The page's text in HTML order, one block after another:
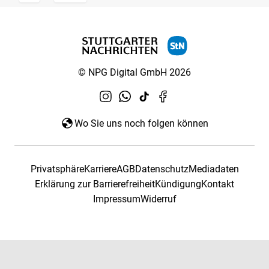
© NPG Digital GmbH 2026
Wo Sie uns noch folgen können
PrivatsphäreKarriereAGBDatenschutzMediadaten
Erklärung zur BarrierefreiheitKündigungKontakt
ImpressumWiderruf